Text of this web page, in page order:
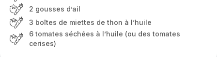
2 gousses d’ail
3 boîtes de miettes de thon à l’huile
6 tomates séchées à l’huile (ou des tomates
cerises)